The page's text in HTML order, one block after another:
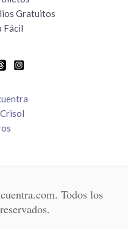
Gratuitos
Fácil
Todos los